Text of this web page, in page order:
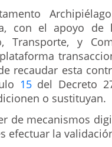
con el apoyo de
Transporte, y
recaudar esta
15del Decreto
o sustituyan.
de mecanismos
efectuar la